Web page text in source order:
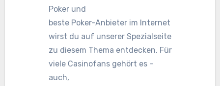
Poker und
beste Poker-Anbieter im Internet
wirst du auf unserer Spezialseite
zu diesem Thema entdecken. Für
viele Casinofans gehört es –
auch,